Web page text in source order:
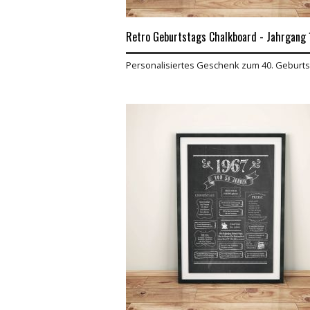
Retro Geburtstags Chalkboard - Jahrgang
Personalisiertes Geschenk zum 40.